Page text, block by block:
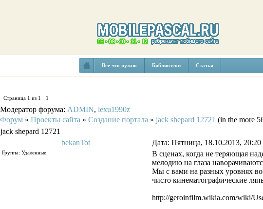
Все что нужно Библиотеки Статьи
Страница 1 из 1 1
Модератор форума: ADMIN, lexu1990z
Форум » Проекты сайта » Создание портала » jack shepard 12721 (in the more
jack shepard 12721
bekanTot
Дата: Пятница, 18.10.2013,
Группа: Удаленные
В сценах, когда не теряющая
мелодию на глаза
Мы с вами на разных уровнях
чисто кинематографические
http://geroinfilm.wikia.com/wiki/